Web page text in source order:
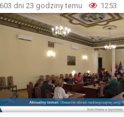
603 dni 23 godziny temu 1253